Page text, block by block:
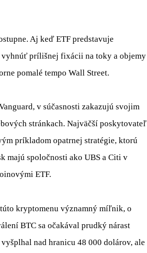
Aj keď ETF predstavuje
prílišnej fixácii na toky a objemy
pomalé tempo Wall Street.
v súčasnosti zakazujú svojim
stránkach. Najväčší poskytovateľ
príkladom opatrnej stratégie, ktorú
majú spoločnosti ako UBS a Citi v
ETF.
kryptomenu významný míľnik, o
BTC sa očakával prudký nárast
nad hranicu 48 000 dolárov, ale